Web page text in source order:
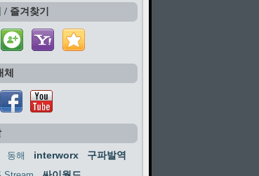
/ 즐겨찾기
체
동해 interworx 구파발역